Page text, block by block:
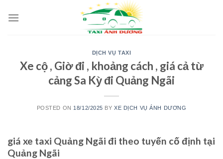
DỊCH VỤ TAXI
Xe cộ , Giờ đi , khoảng cách , giá cả từ
cảng Sa Kỳ đi Quảng Ngãi
POSTED ON 18/12/2025 BYXE DỊCH VỤ ÁNH DƯƠNG
giá xe taxi Quảng Ngãi đi theo tuyến cố định tại
Quảng Ngãi